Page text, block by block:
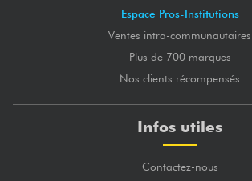
Espace Pros-Institutions
Ventes intra-communautaires
Plus de 700 marques
Nos clients récompensés
Infos utiles
Contactez-nous